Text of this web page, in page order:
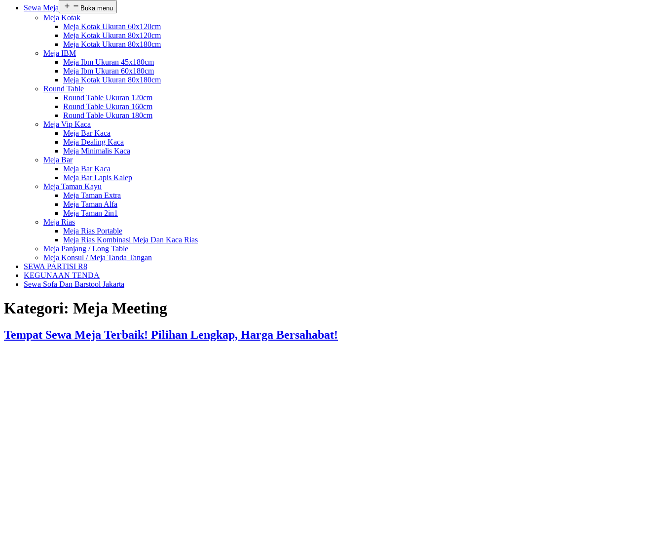
Sewa Meja
Buka menu
Meja Kotak
Meja Kotak Ukuran 60x120cm
Meja Kotak Ukuran 80x120cm
Meja Kotak Ukuran 80x180cm
Meja IBM
Meja Ibm Ukuran 45x180cm
Meja Ibm Ukuran 60x180cm
Meja Kotak Ukuran 80x180cm
Round Table
Round Table Ukuran 120cm
Round Table Ukuran 160cm
Round Table Ukuran 180cm
Meja Vip Kaca
Meja Bar Kaca
Meja Dealing Kaca
Meja Minimalis Kaca
Meja Bar
Meja Bar Kaca
Meja Bar Lapis Kalep
Meja Taman Kayu
Meja Taman Extra
Meja Taman Alfa
Meja Taman 2in1
Meja Rias
Meja Rias Portable
Meja Rias Kombinasi Meja Dan Kaca Rias
Meja Panjang / Long Table
Meja Konsul / Meja Tanda Tangan
SEWA PARTISI R8
KEGUNAAN TENDA
Sewa Sofa Dan Barstool Jakarta
Kategori: Meja Meeting
Tempat Sewa Meja Terbaik! Pilihan Lengkap, Harga Bersahabat!